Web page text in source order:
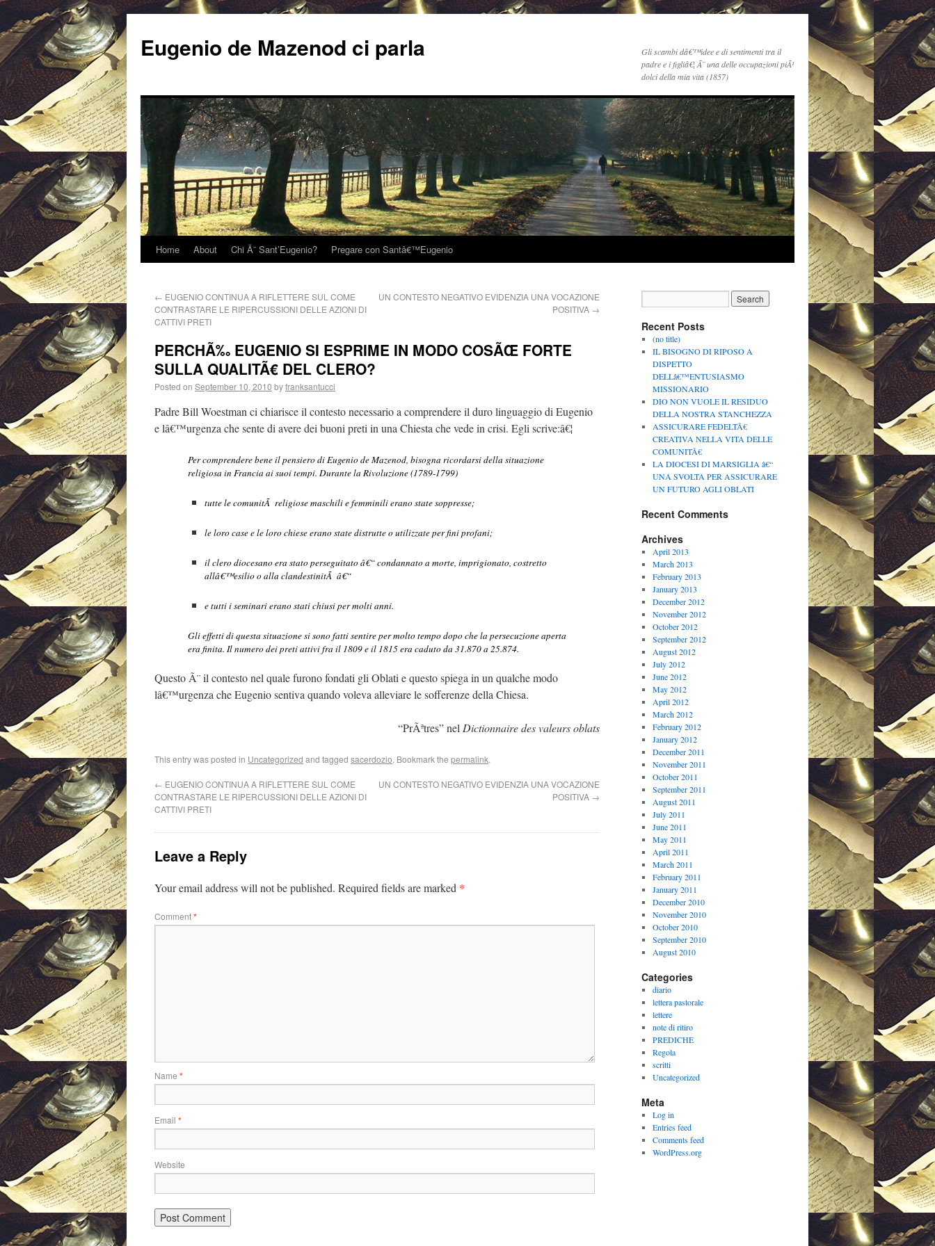
Eugenio de Mazenod ci parla
Gli scambi dâ€™idee e di sentimenti tra il
padre e i figliâ€¦ Ã¨ una delle occupazioni piÃ¹
dolci della mia vita (1857)
Home About Chi Ã¨ Sant’Eugenio? Pregare con Santâ€™Eugenio
← EUGENIO CONTINUA A RIFLETTERE SUL COME
CONTRASTARE LE RIPERCUSSIONI DELLE AZIONI DI
CATTIVI PRETI
UN CONTESTO NEGATIVO EVIDENZIA UNA VOCAZIONE
POSITIVA →
PERCHÃ‰ EUGENIO SI ESPRIME IN MODO COSÃŒ FORTE
SULLA QUALITÃ€ DEL CLERO?
Posted on September 10, 2010 byfranksantucci
Padre Bill Woestman ci chiarisce il contesto necessario a comprendere il duro linguaggio di Eugenio
e lâ€™urgenza che sente di avere dei buoni preti in una Chiesta che vede in crisi. Egli scrive:â€¦
Per comprendere bene il pensiero di Eugenio de Mazenod, bisogna ricordarsi della situazione
religiosa in Francia ai suoi tempi. Durante la Rivoluzione (1789-1799)
tutte le comunitÃ religiose maschili e femminili erano state soppresse;
le loro case e le loro chiese erano state distrutte o utilizzate per fini profani;
il clero diocesano era stato perseguitato â€“ condannato a morte, imprigionato, costretto
allâ€™esilio o alla clandestinitÃ â€“
e tutti i seminari erano stati chiusi per molti anni.
Gli effetti di questa situazione si sono fatti sentire per molto tempo dopo che la persecuzione aperta
era finita. Il numero dei preti attivi fra il 1809 e il 1815 era caduto da 31.870 a 25.874.
Questo Ã¨ il contesto nel quale furono fondati gli Oblati e questo spiega in un qualche modo
lâ€™urgenza che Eugenio sentiva quando voleva alleviare le sofferenze della Chiesa.
“PrÃªtres” nel Dictionnaire des valeurs oblats
This entry was posted in Uncategorized and tagged sacerdozio. Bookmark the permalink.
← EUGENIO CONTINUA A RIFLETTERE SUL COME
CONTRASTARE LE RIPERCUSSIONI DELLE AZIONI DI
CATTIVI PRETI
UN CONTESTO NEGATIVO EVIDENZIA UNA VOCAZIONE
POSITIVA →
Leave a Reply
Your email address will not be published. Required fields are marked *
Comment*
Name *
Email *
Website
Recent Posts
(no title)
IL BISOGNO DI RIPOSO A
DISPETTO
DELLâ€™ENTUSIASMO
MISSIONARIO
DIO NON VUOLE IL RESIDUO
DELLA NOSTRA STANCHEZZA
ASSICURARE FEDELTÃ€
CREATIVA NELLA VITA DELLE
COMUNITÃ€
LA DIOCESI DI MARSIGLIA â€“
UNA SVOLTA PER ASSICURARE
UN FUTURO AGLI OBLATI
Recent Comments
Archives
April 2013
March 2013
February 2013
January 2013
December 2012
November 2012
October 2012
September 2012
August 2012
July 2012
June 2012
May 2012
April 2012
March 2012
February 2012
January 2012
December 2011
November 2011
October 2011
September 2011
August 2011
July 2011
June 2011
May 2011
April 2011
March 2011
February 2011
January 2011
December 2010
November 2010
October 2010
September 2010
August 2010
Categories
diario
lettera pastorale
lettere
note di ritiro
PREDICHE
Regola
scritti
Uncategorized
Meta
Log in
Entries feed
Comments feed
WordPress.org